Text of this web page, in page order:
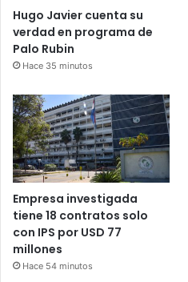
Hugo Javier cuenta su
verdad en programa de
Palo Rubin
Hace 35 minutos
Empresa investigada
tiene 18 contratos solo
con IPS por USD 77
millones
Hace 54 minutos